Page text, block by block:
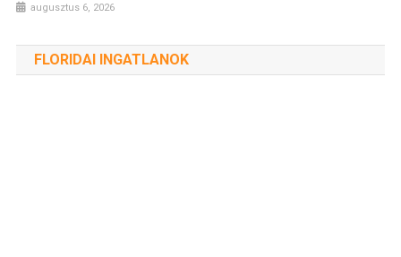
augusztus 6, 2026
FLORIDAI INGATLANOK